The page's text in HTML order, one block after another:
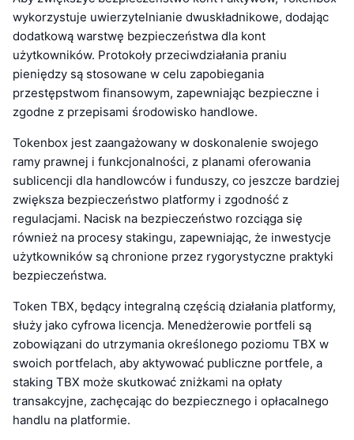
wykorzystuje uwierzytelnianie dwuskładnikowe, dodając
dodatkową warstwę bezpieczeństwa dla kont
użytkowników. Protokoły przeciwdziałania praniu
pieniędzy są stosowane w celu zapobiegania
przestępstwom finansowym, zapewniając bezpieczne i
zgodne z przepisami środowisko handlowe.
Tokenbox jest zaangażowany w doskonalenie swojego
ramy prawnej i funkcjonalności, z planami oferowania
sublicencji dla handlowców i funduszy, co jeszcze bardziej
zwiększa bezpieczeństwo platformy i zgodność z
regulacjami. Nacisk na bezpieczeństwo rozciąga się
również na procesy stakingu, zapewniając, że inwestycje
użytkowników są chronione przez rygorystyczne praktyki
bezpieczeństwa.
Token TBX, będący integralną częścią działania platformy,
służy jako cyfrowa licencja. Menedżerowie portfeli są
zobowiązani do utrzymania określonego poziomu TBX w
swoich portfelach, aby aktywować publiczne portfele, a
staking TBX może skutkować zniżkami na opłaty
transakcyjne, zachęcając do bezpiecznego i opłacalnego
handlu na platformie.